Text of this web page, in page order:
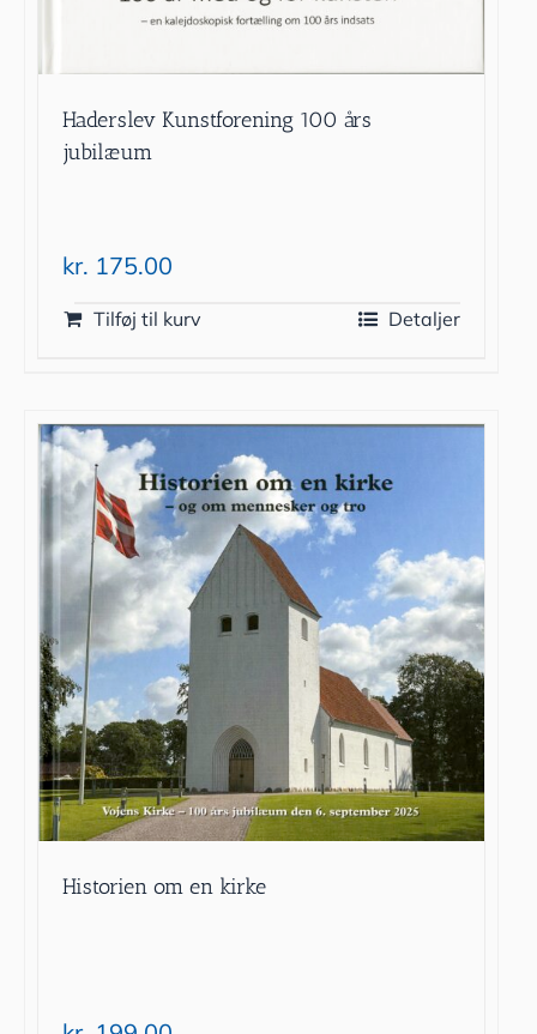
Haderslev Kunstforening 100 års
jubilæum
kr. 175.00
Tilføj til kurv Detaljer
Historien om en kirke